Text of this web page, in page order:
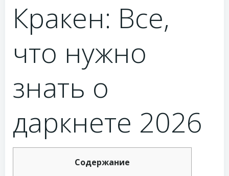
Кракен: Все,
что нужно
знать о
даркнете 2026
Содержание